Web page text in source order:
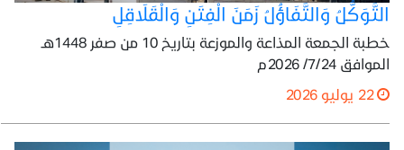
التَّوَكُّلُ وَالتَّفَاؤُلُ زَمَنَ الْفِتَنِ وَالْقَلَاقِلِ
خطبة الجمعة المذاعة والموزعة بتاريخ 10 من صفر 1448هـ
الموافق 7/24/ 2026م
22 يوليو 2026